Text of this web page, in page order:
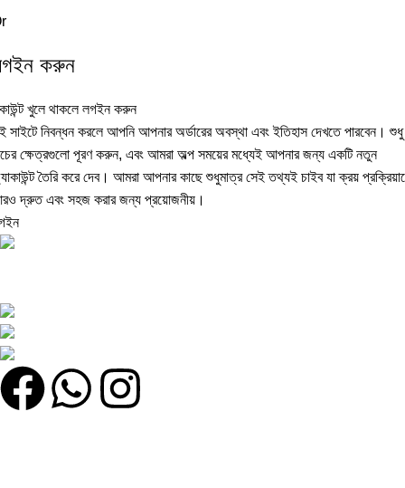
করুন
খুলে থাকলে লগইন করুন
সাইটে নিবন্ধন করলে আপনি আপনার অর্ডারের অবস্থা এবং ইতিহাস দেখতে পারবেন। শুধু
ক্ষেত্রগুলো পূরণ করুন, এবং আমরা অল্প সময়ের মধ্যেই আপনার জন্য একটি নতুন
তৈরি করে দেব। আমরা আপনার কাছে শুধুমাত্র সেই তথ্যই চাইব যা ক্রয়
দ্রুত এবং সহজ করার জন্য প্রয়োজনীয়।